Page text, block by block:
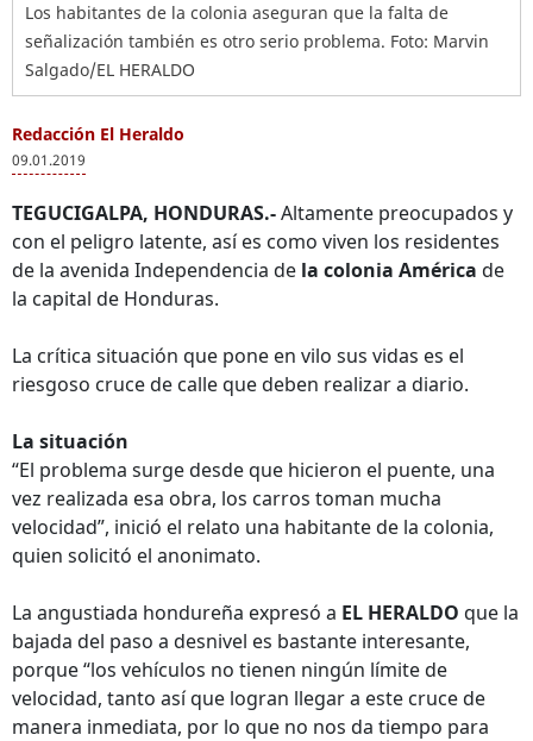
Los habitantes de la colonia aseguran que la falta de
señalización también es otro serio problema. Foto: Marvin
Salgado/EL HERALDO
Redacción El Heraldo
09.01.2019
TEGUCIGALPA, HONDURAS.-Altamente preocupados y
con el peligro latente, así es como viven los residentes
de la avenida Independencia de la colonia América de
la capital de Honduras.
La crítica situación que pone en vilo sus vidas es el
riesgoso cruce de calle que deben realizar a diario.
La situación
“El problema surge desde que hicieron el puente, una
vez realizada esa obra, los carros toman mucha
velocidad”, inició el relato una habitante de la colonia,
quien solicitó el anonimato.
La angustiada hondureña expresó a EL HERALDO que la
bajada del paso a desnivel es bastante interesante,
porque “los vehículos no tienen ningún límite de
velocidad, tanto así que logran llegar a este cruce de
manera inmediata, por lo que no nos da tiempo para